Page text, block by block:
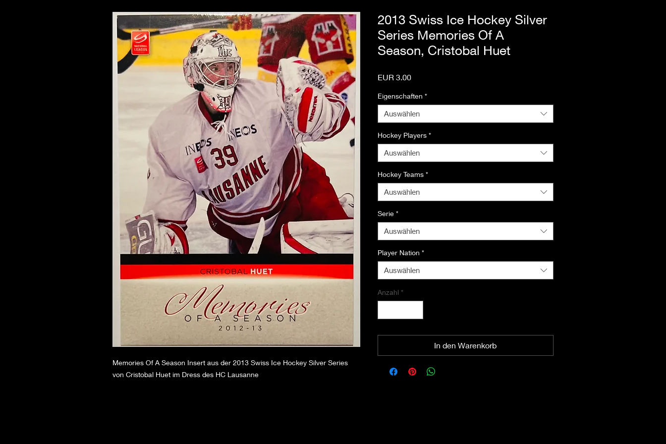
Memories Of A Season Insert aus der 2013 Swiss Ice Hockey Silver Series
von Cristobal Huet im Dress des HC Lausanne
2013 Swiss Ice Hockey Silver
Series Memories Of A
Season, Cristobal Huet
EUR 3.00Preis
Eigenschaften *
Auswählen
Hockey Players *
Auswählen
Hockey Teams *
Auswählen
Serie *
Auswählen
Player Nation *
Auswählen
Anzahl *
In den Warenkorb